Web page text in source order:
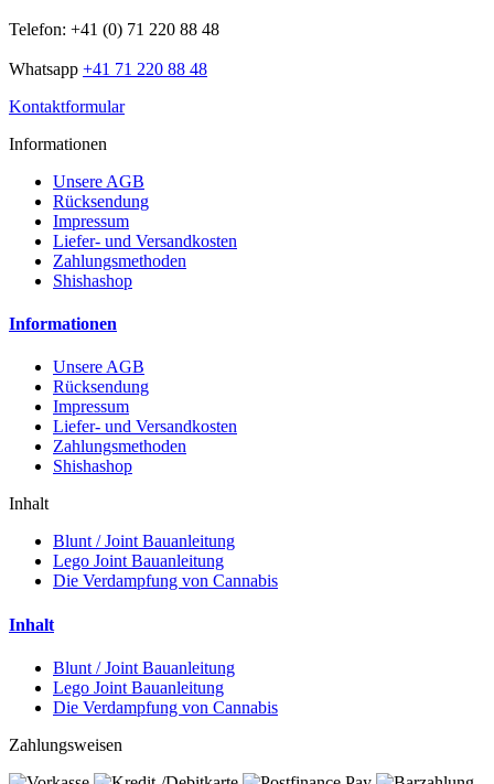
Telefon: +41 (0) 71 220 88 48
Whatsapp +41 71 220 88 48
Kontaktformular
Informationen
Unsere AGB
Rücksendung
Impressum
Liefer- und Versandkosten
Zahlungsmethoden
Shishashop
Informationen
Unsere AGB
Rücksendung
Impressum
Liefer- und Versandkosten
Zahlungsmethoden
Shishashop
Inhalt
Blunt / Joint Bauanleitung
Lego Joint Bauanleitung
Die Verdampfung von Cannabis
Inhalt
Blunt / Joint Bauanleitung
Lego Joint Bauanleitung
Die Verdampfung von Cannabis
Zahlungsweisen